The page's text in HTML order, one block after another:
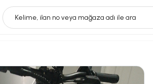
Kelime, ilan no veya mağaza adı ile ara